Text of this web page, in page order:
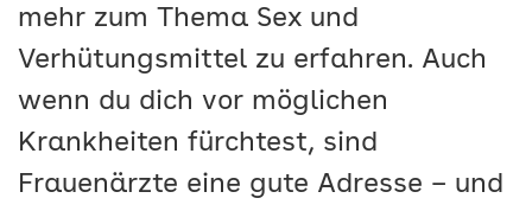
mehr zum Thema Sex und
Verhütungsmittel zu erfahren. Auch
wenn du dich vor möglichen
Krankheiten fürchtest, sind
Frauenärzte eine gute Adresse – und